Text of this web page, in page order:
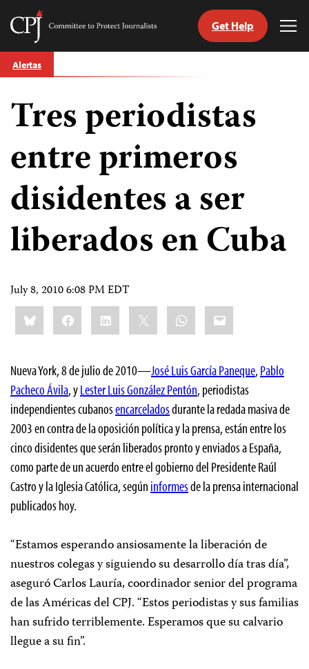
Skip
to
Committee
Journalists
Get Help
Alertas
Tres periodistas
entre primeros
disidentes a ser
liberados en Cuba
July 8, 2010 6:08 PM EDT
Share
this:BlueskyFacebookLinkedIn WhatsApp
Email
Nueva York, 8 de julio de 2010—José Luis García Paneque, Pablo
Pacheco Ávila, yLester Luis González Pentón, periodistas
independientes cubanosencarceladosdurante la redada masiva de
2003 en contra de la oposición política y la prensa, están entre los
cinco disidentes que serán liberados pronto y enviados a España,
como parte de un acuerdo entre el gobierno del Presidente Raúl
Castro y la Iglesia Católica, según informesde la prensa internacional
publicados hoy.
“Estamos esperando ansiosamente la liberación de
nuestros colegas y siguiendo su desarrollo día tras día”,
aseguró Carlos Lauría, coordinador senior del programa
de las Américas del CPJ. “Estos periodistas y sus familias
han sufrido terriblemente. Esperamos que su calvario
llegue a su fin”.